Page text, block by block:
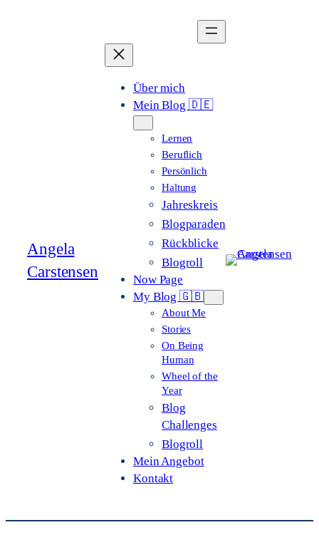
Angela
Carstensen
Über mich
Mein Blog 🇩🇪
Lernen
Beruflich
Persönlich
Haltung
Jahreskreis
Blogparaden
Rückblicke
Blogroll
Now Page
My Blog 🇬🇧
About Me
Stories
On Being
Human
Wheel of the
Year
Blog
Challenges
Blogroll
Mein Angebot
Kontakt